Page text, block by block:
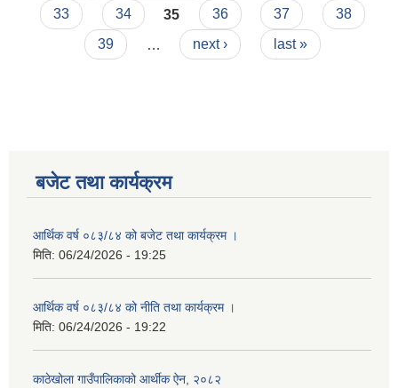
33
34 35 36 37
38
39
next › last »
बजेट तथा कार्यक्रम
आर्थिक वर्ष ०८३/८४ को बजेट तथा कार्यक्रम ।
मिति: 06/24/2026 - 19:25
आर्थिक वर्ष ०८३/८४ को नीति तथा कार्यक्रम ।
मिति: 06/24/2026 - 19:22
काठेखोला गाउँपालिकाको आर्थीक ऐन, २०८२